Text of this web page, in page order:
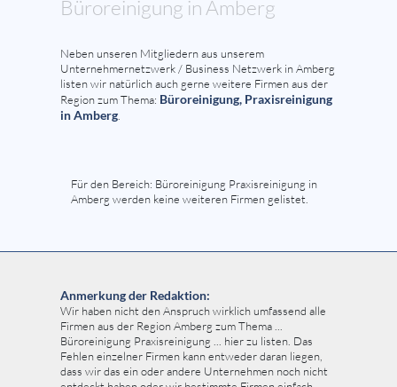
Büroreinigung in Amberg
Neben unseren Mitgliedern aus unserem
Unternehmernetzwerk / Business Netzwerk in Amberg
listen wir natürlich auch gerne weitere Firmen aus der
Region zum Thema: Büroreinigung, Praxisreinigung
in Amberg.
Für den Bereich: Büroreinigung Praxisreinigung in
Amberg werden keine weiteren Firmen gelistet.
Anmerkung der Redaktion:
Wir haben nicht den Anspruch wirklich umfassend alle
Firmen aus der Region Amberg zum Thema ...
Büroreinigung Praxisreinigung ... hier zu listen. Das
Fehlen einzelner Firmen kann entweder daran liegen,
dass wir das ein oder andere Unternehmen noch nicht